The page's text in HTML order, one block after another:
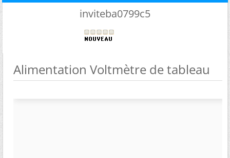
inviteba0799c5
Alimentation Voltmètre de tableau